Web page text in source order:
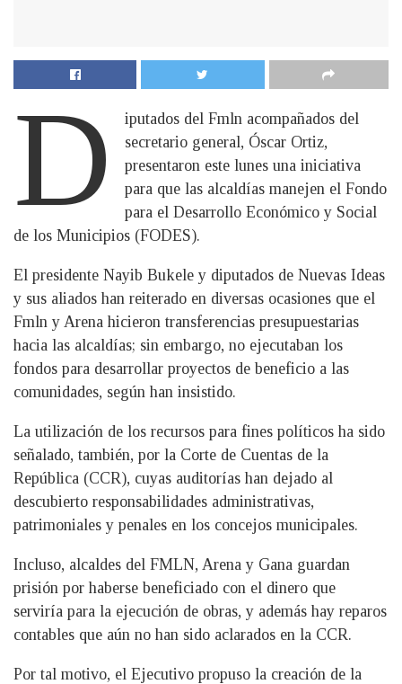
D
iputados del Fmln acompañados del
secretario general, Óscar Ortiz,
presentaron este lunes una iniciativa
para que las alcaldías manejen el Fondo
para el Desarrollo Económico y Social
de los Municipios (FODES).
El presidente Nayib Bukele y diputados de Nuevas Ideas
y sus aliados han reiterado en diversas ocasiones que el
Fmln y Arena hicieron transferencias presupuestarias
hacia las alcaldías; sin embargo, no ejecutaban los
fondos para desarrollar proyectos de beneficio a las
comunidades, según han insistido.
La utilización de los recursos para fines políticos ha sido
señalado, también, por la Corte de Cuentas de la
República (CCR), cuyas auditorías han dejado al
descubierto responsabilidades administrativas,
patrimoniales y penales en los concejos municipales.
Incluso, alcaldes del FMLN, Arena y Gana guardan
prisión por haberse beneficiado con el dinero que
serviría para la ejecución de obras, y además hay reparos
contables que aún no han sido aclarados en la CCR.
Por tal motivo, el Ejecutivo propuso la creación de la